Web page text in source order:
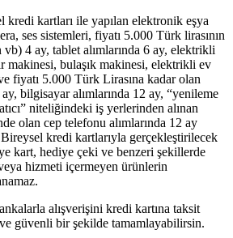
kredi kartları ile yapılan elektronik eşya
ses sistemleri, fiyatı 5.000 Türk lirasının
4 ay, tablet alımlarında 6 ay, elektrikli
makinesi, bulaşık makinesi, elektrikli ev
fiyatı 5.000 Türk Lirasına kadar olan
bilgisayar alımlarında 12 ay, “yenileme
niteliğindeki iş yerlerinden alınan
olan cep telefonu alımlarında 12 ay
kredi kartlarıyla gerçekleştirilecek
kart, hediye çeki ve benzeri şekillerde
hizmeti içermeyen ürünlerin
alışverişini kredi kartına taksit
güvenli bir şekilde tamamlayabilirsin.